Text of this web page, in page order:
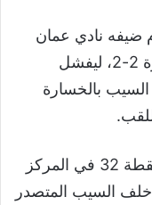
ضيفه نادي عمان
بعدما تعادل معه في اللحظات الأخيرة 2-2، ليفشل
بالخسارة
بهذا التعادل رفع ظفار رصيده الى النقطة 32 في المركز
خلف السيب المتصدر